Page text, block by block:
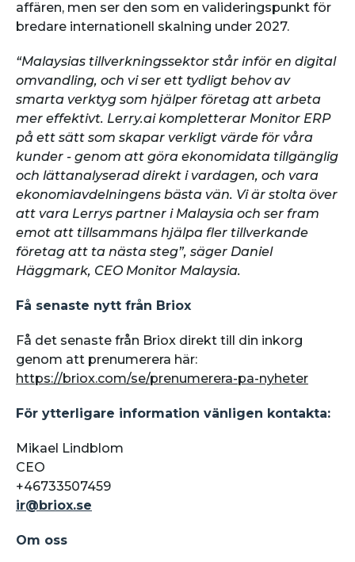
affären, men ser den som en valideringspunkt för
bredare internationell skalning under 2027.
“Malaysias tillverkningssektor står inför en digital
omvandling, och vi ser ett tydligt behov av
smarta verktyg som hjälper företag att arbeta
mer effektivt. Lerry.ai kompletterar Monitor ERP
på ett sätt som skapar verkligt värde för våra
kunder - genom att göra ekonomidata tillgänglig
och lättanalyserad direkt i vardagen, och vara
ekonomiavdelningens bästa vän. Vi är stolta över
att vara Lerrys partner i Malaysia och ser fram
emot att tillsammans hjälpa fler tillverkande
företag att ta nästa steg”, säger Daniel
Häggmark, CEO Monitor Malaysia.
Få senaste nytt från Briox
Få det senaste från Briox direkt till din inkorg
genom att prenumerera här:
https://briox.com/se/prenumerera-pa-nyheter
För ytterligare information vänligen kontakta:
Mikael Lindblom
CEO
+46733507459
ir@briox.se
Om oss